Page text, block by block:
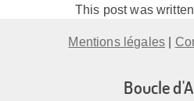
This post was
Mentions légales
Boucle